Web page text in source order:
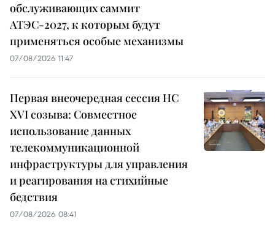
обслуживающих саммит
АТЭС-2027, к которым будут
применяться особые механизмы
07/08/2026 11:47
Первая внеочередная сессия НС
XVI созыва: Совместное
использование данных
телекоммуникационной
инфраструктуры для управления
и реагирования на стихийные
бедствия
07/08/2026 08:41